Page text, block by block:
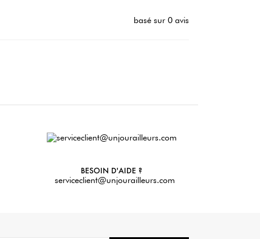
basé sur 0 avis
BESOIN D'AIDE ?
serviceclient@unjourailleurs.com